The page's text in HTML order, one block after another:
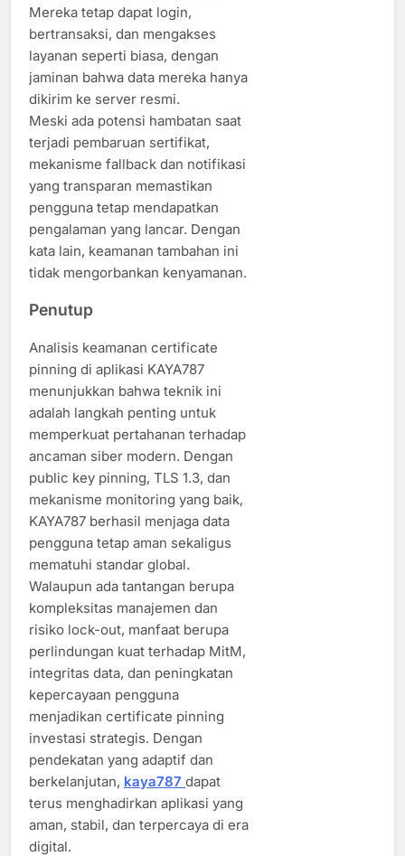
Mereka tetap dapat login,
bertransaksi, dan mengakses
layanan seperti biasa, dengan
jaminan bahwa data mereka hanya
dikirim ke server resmi.
Meski ada potensi hambatan saat
terjadi pembaruan sertifikat,
mekanisme fallback dan notifikasi
yang transparan memastikan
pengguna tetap mendapatkan
pengalaman yang lancar. Dengan
kata lain, keamanan tambahan ini
tidak mengorbankan kenyamanan.
Penutup
Analisis keamanan certificate
pinning di aplikasi KAYA787
menunjukkan bahwa teknik ini
adalah langkah penting untuk
memperkuat pertahanan terhadap
ancaman siber modern. Dengan
public key pinning, TLS 1.3, dan
mekanisme monitoring yang baik,
KAYA787 berhasil menjaga data
pengguna tetap aman sekaligus
mematuhi standar global.
Walaupun ada tantangan berupa
kompleksitas manajemen dan
risiko lock-out, manfaat berupa
perlindungan kuat terhadap MitM,
integritas data, dan peningkatan
kepercayaan pengguna
menjadikan certificate pinning
investasi strategis. Dengan
pendekatan yang adaptif dan
berkelanjutan, kaya787 dapat
terus menghadirkan aplikasi yang
aman, stabil, dan terpercaya di era
digital.